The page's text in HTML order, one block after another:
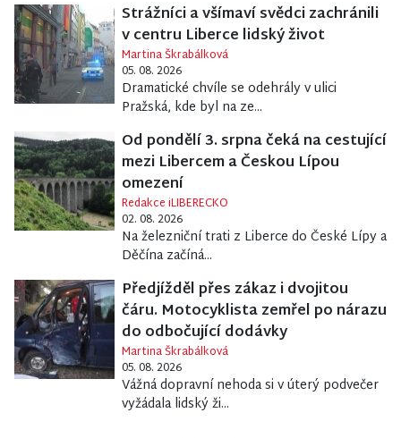
Strážníci a všímaví svědci zachránili
v centru Liberce lidský život
Martina Škrabálková
05. 08. 2026
Dramatické chvíle se odehrály v ulici
Pražská, kde byl na ze...
Od pondělí 3. srpna čeká na cestující
mezi Libercem a Českou Lípou
omezení
Redakce iLIBERECKO
02. 08. 2026
Na železniční trati z Liberce do České Lípy a
Děčína začíná...
Předjížděl přes zákaz i dvojitou
čáru. Motocyklista zemřel po nárazu
do odbočující dodávky
Martina Škrabálková
05. 08. 2026
Vážná dopravní nehoda si v úterý podvečer
vyžádala lidský ži...